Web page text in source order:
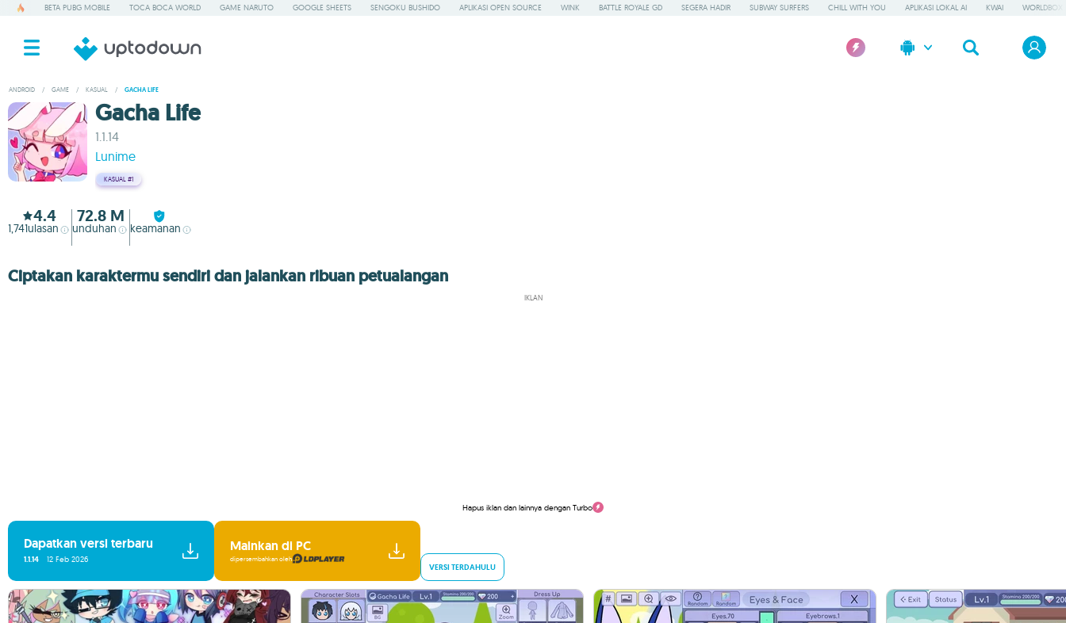
BETA PUBG MOBILE TOCA BOCA WORLD GAME NARUTO GOOGLE SHEETS SENGOKU BUSHIDO APLIKASI OPEN SOURCE WINK BATTLE ROYALE GD SEGERA HADIR SUBWAY SURFERS CHILL WITH YOU APLIKASI LOKAL AI KWAI WORLDBOX
ANDROID / GAME / KASUAL / GACHA LIFE
Gacha Life
1.1.14
Lunime
KASUAL #1
4.4
1,741ulasan
72.8 M
unduhan keamanan
Ciptakan karaktermu sendiri dan jalankan ribuan petualangan
IKLAN
Hapus iklan dan lainnya dengan Turbo
Dapatkan versi terbaru
1.1.14 12 Feb 2026
Mainkan di PC
dipersembahkan oleh
VERSI TERDAHULU